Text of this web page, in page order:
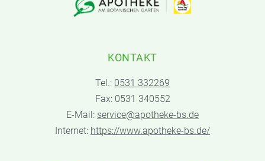
KONTAKT
Tel.: 0531 332269
Fax: 0531 340552
E-Mail: service@apotheke-bs.de
Internet: https://www.apotheke-bs.de/